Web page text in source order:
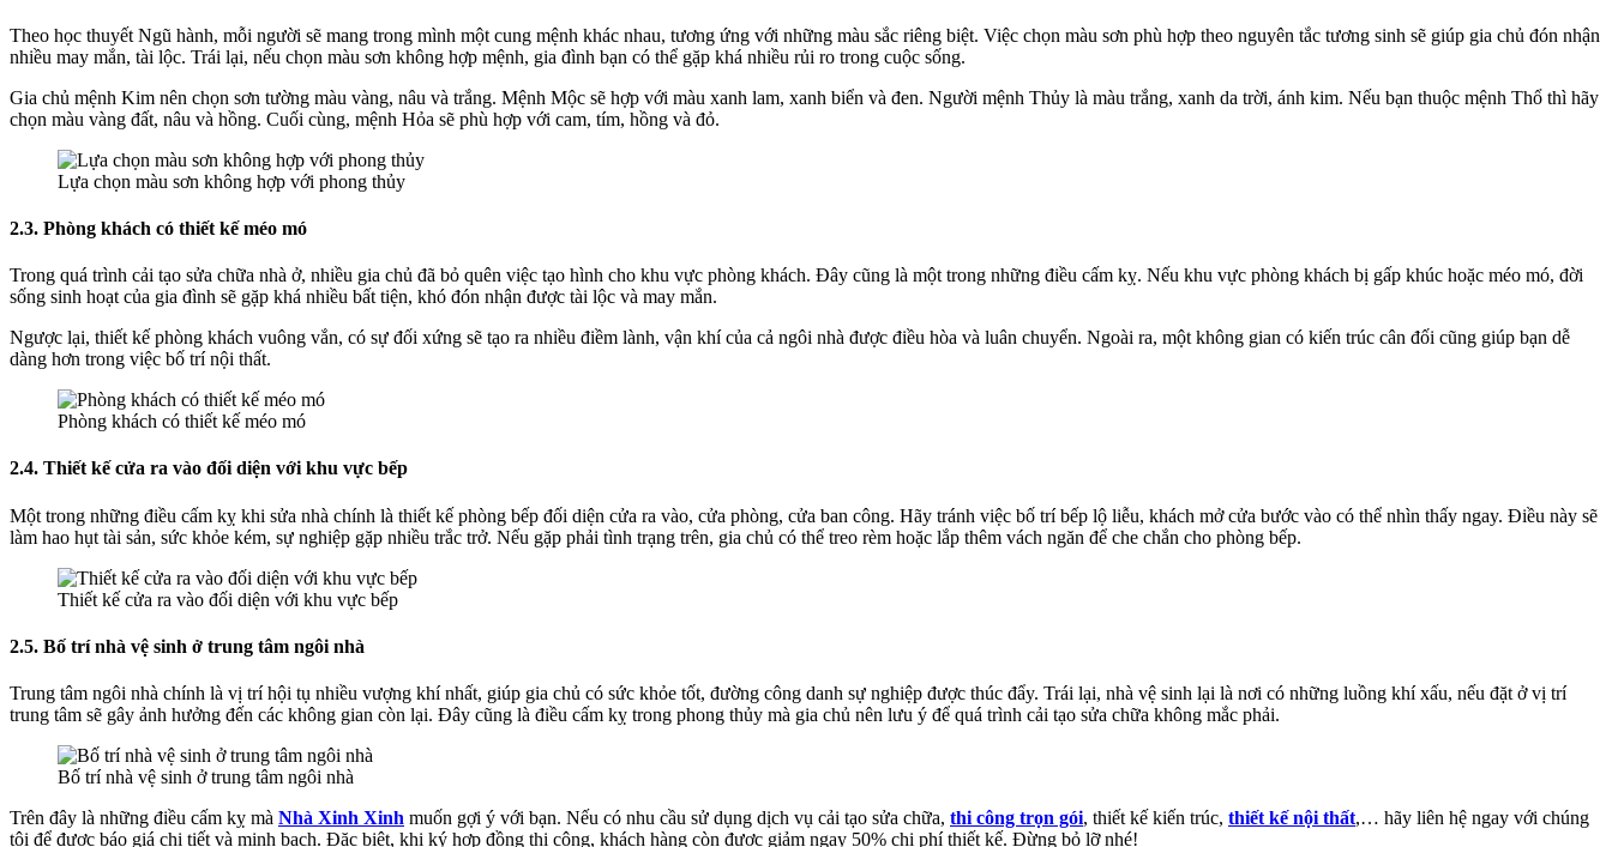
Theo học thuyết Ngũ hành, mỗi người sẽ mang trong mình một cung mệnh khác nhau, tương ứng với những màu sắc riêng biệt. Việc chọn màu sơn phù hợp theo nguyên tắc tương sinh sẽ giúp gia chủ đón nhận
nhiều may mắn, tài lộc. Trái lại, nếu chọn màu sơn không hợp mệnh, gia đình bạn có thể gặp khá nhiều rủi ro trong cuộc sống.
Gia chủ mệnh Kim nên chọn sơn tường màu vàng, nâu và trắng. Mệnh Mộc sẽ hợp với màu xanh lam, xanh biển và đen. Người mệnh Thủy là màu trắng, xanh da trời, ánh kim. Nếu bạn thuộc mệnh Thổ thì hãy
chọn màu vàng đất, nâu và hồng. Cuối cùng, mệnh Hỏa sẽ phù hợp với cam, tím, hồng và đỏ.
Lựa chọn màu sơn không hợp với phong thủy
2.3. Phòng khách có thiết kế méo mó
Trong quá trình cải tạo sửa chữa nhà ở, nhiều gia chủ đã bỏ quên việc tạo hình cho khu vực phòng khách. Đây cũng là một trong những điều cấm kỵ. Nếu khu vực phòng khách bị gấp khúc hoặc méo mó, đời
sống sinh hoạt của gia đình sẽ gặp khá nhiều bất tiện, khó đón nhận được tài lộc và may mắn.
Ngược lại, thiết kế phòng khách vuông vắn, có sự đối xứng sẽ tạo ra nhiều điềm lành, vận khí của cả ngôi nhà được điều hòa và luân chuyển. Ngoài ra, một không gian có kiến trúc cân đối cũng giúp bạn dễ
dàng hơn trong việc bố trí nội thất.
Phòng khách có thiết kế méo mó
2.4. Thiết kế cửa ra vào đối diện với khu vực bếp
Một trong những điều cấm kỵ khi sửa nhà chính là thiết kế phòng bếp đối diện cửa ra vào, cửa phòng, cửa ban công. Hãy tránh việc bố trí bếp lộ liễu, khách mở cửa bước vào có thể nhìn thấy ngay. Điều này sẽ
làm hao hụt tài sản, sức khỏe kém, sự nghiệp gặp nhiều trắc trở. Nếu gặp phải tình trạng trên, gia chủ có thể treo rèm hoặc lắp thêm vách ngăn để che chắn cho phòng bếp.
Thiết kế cửa ra vào đối diện với khu vực bếp
2.5. Bố trí nhà vệ sinh ở trung tâm ngôi nhà
Trung tâm ngôi nhà chính là vị trí hội tụ nhiều vượng khí nhất, giúp gia chủ có sức khỏe tốt, đường công danh sự nghiệp được thúc đẩy. Trái lại, nhà vệ sinh lại là nơi có những luồng khí xấu, nếu đặt ở vị trí
trung tâm sẽ gây ảnh hưởng đến các không gian còn lại. Đây cũng là điều cấm kỵ trong phong thủy mà gia chủ nên lưu ý để quá trình cải tạo sửa chữa không mắc phải.
Bố trí nhà vệ sinh ở trung tâm ngôi nhà
Trên đây là những điều cấm kỵ mà Nhà Xinh Xinh muốn gợi ý với bạn. Nếu có nhu cầu sử dụng dịch vụ cải tạo sửa chữa, thi công trọn gói, thiết kế kiến trúc, thiết kế nội thất,… hãy liên hệ ngay với chúng
tôi để được báo giá chi tiết và minh bạch. Đặc biệt, khi ký hợp đồng thi công, khách hàng còn được giảm ngay 50% chi phí thiết kế. Đừng bỏ lỡ nhé!